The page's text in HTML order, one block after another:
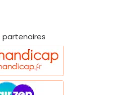
partenaires